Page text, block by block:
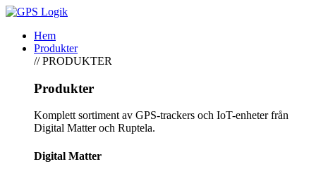
Hem
Produkter
// PRODUKTER
Produkter
Komplett sortiment av GPS-trackers och IoT-enheter från
Digital Matter och Ruptela.
Digital Matter